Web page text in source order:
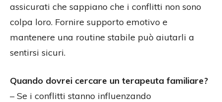
assicurati che sappiano che i conflitti non sono
colpa loro. Fornire supporto emotivo e
mantenere una routine stabile può aiutarli a
sentirsi sicuri.
Quando dovrei cercare un terapeuta familiare?
– Se i conflitti stanno influenzando